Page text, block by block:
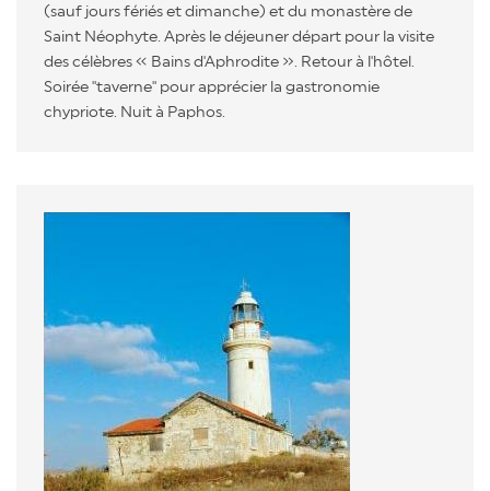
(sauf jours fériés et dimanche) et du monastère de
Saint Néophyte. Après le déjeuner départ pour la visite
des célèbres « Bains d'Aphrodite ». Retour à l'hôtel.
Soirée "taverne" pour apprécier la gastronomie
chypriote. Nuit à Paphos.